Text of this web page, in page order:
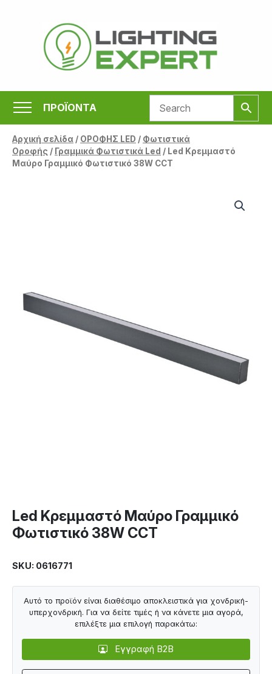
περιεχόμενο
ΠΡΟΪΟΝΤΑ
Αρχική σελίδα/ ΟΡΟΦΗΣ LED / Φωτιστικά
Οροφής / Γραμμικά Φωτιστικά Led / Led Κρεμμαστό
Μαύρο Γραμμικό Φωτιστικό 38W CCT
Led Κρεμμαστό Μαύρο Γραμμικό
Φωτιστικό 38W CCT
SKU: 0616771
Αυτό το προϊόν είναι διαθέσιμο αποκλειστικά για χονδρική-
υπερχονδρική. Για να δείτε τιμές ή να κάνετε μια αγορά,
επιλέξτε μια επιλογή παρακάτω:
Εγγραφή B2B